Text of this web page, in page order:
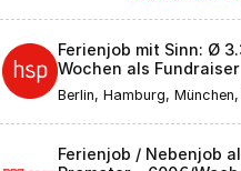
Ferienjob mit Sinn: Ø
Wochen als Fundraiser
Berlin, Hamburg,
Dortmund, Bremen, Essen,
Nürnberg, Duisburg,
Bielefeld, Bonn, Mannheim,
Ferienjob / Nebenjob